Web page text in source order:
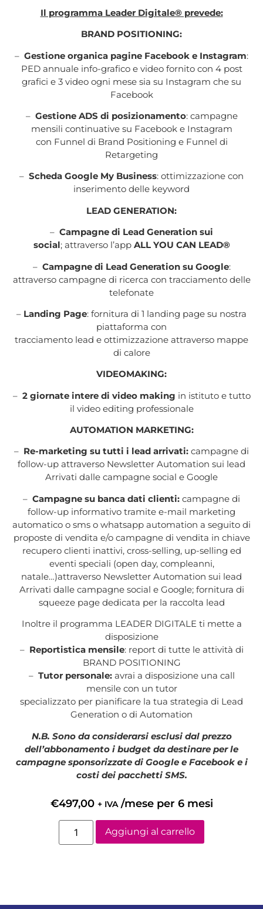
Il programma Leader Digitale® prevede:
BRAND POSITIONING:
– Gestione organica pagine Facebook e Instagram:
PED annuale info-grafico e video fornito con 4 post
grafici e 3 video ogni mese sia su Instagram che su
Facebook
– Gestione ADS di posizionamento: campagne
mensili continuative su Facebook e Instagram
con Funnel di Brand Positioning e Funnel di
Retargeting
– Scheda Google My Business: ottimizzazione con
inserimento delle keyword
LEAD GENERATION:
– Campagne di Lead Generation sui
social; attraverso l’app ALL YOU CAN LEAD®
– Campagne di Lead Generation su Google:
attraverso campagne di ricerca con tracciamento delle
telefonate
– Landing Page: fornitura di 1 landing page su nostra
piattaforma con
tracciamento lead e ottimizzazione attraverso mappe
di calore
VIDEOMAKING:
– 2 giornate intere di video making in istituto e tutto
il video editing professionale
AUTOMATION MARKETING:
– Re-marketing su tutti i lead arrivati: campagne di
follow-up attraverso Newsletter Automation sui lead
Arrivati dalle campagne social e Google
– Campagne su banca dati clienti: campagne di
follow-up informativo tramite e-mail marketing
automatico o sms o whatsapp automation a seguito di
proposte di vendita e/o campagne di vendita in chiave
recupero clienti inattivi, cross-selling, up-selling ed
eventi speciali (open day, compleanni,
natale…)attraverso Newsletter Automation sui lead
Arrivati dalle campagne social e Google; fornitura di
squeeze page dedicata per la raccolta lead
Inoltre il programma LEADER DIGITALE ti mette a
disposizione
– Reportistica mensile: report di tutte le attività di
BRAND POSITIONING
– Tutor personale:avrai a disposizione una call
mensile con un tutor
specializzato per pianificare la tua strategia di Lead
Generation o di Automation
N.B. Sono da considerarsi esclusi dal prezzo
dell’abbonamento i budget da destinare per le
campagne sponsorizzate di Google e Facebook e i
costi dei pacchetti SMS.
€497,00 + IVA /mese per 6 mesi
Aggiungi al carrello